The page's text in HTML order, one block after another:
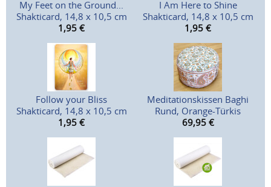
My Feet on the Ground...
Shakticard, 14,8 x 10,5 cm
1,95 €
I Am Here to Shine
Shakticard, 14,8 x 10,5 cm
1,95 €
Follow your Bliss
Shakticard, 14,8 x 10,5 cm
1,95 €
Meditationskissen Baghi
Rund, Orange-Türkis
69,95 €